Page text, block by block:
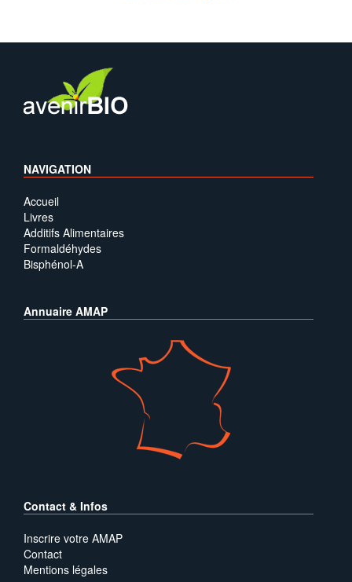
NAVIGATION
Accueil
Livres
Additifs Alimentaires
Formaldéhydes
Bisphénol-A
Annuaire AMAP
Contact & Infos
Inscrire votre AMAP
Contact
Mentions légales